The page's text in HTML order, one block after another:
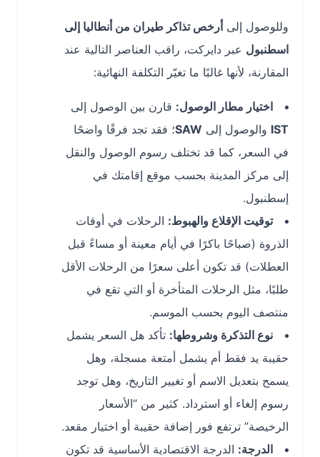
وللوصول إلى أرخص تذاكر طيران من أنطاليا إلى
اسطنبولعبر دايركت، راقب العناصر التالية عند
المقارنة، لأنها غالبًا ما تغيّر التكلفة النهائية:
اختيار مطار الوصول:قارن بين الوصول إلى
والوصول إلى SAW ؛ فقد تجد فرقًا واضحًا
في السعر، كما قد تختلف رسوم الوصول والنقل
إلى مركز المدينة بحسب موقع إقامتك في
إسطنبول.
توقيت الإقلاع والهبوط:الرحلات في أوقات
الذروة (صباحًا باكرًا في أيام معينة أو مساءً قبل
العطلات) قد تكون أعلى سعرًا من الرحلات الأقل
طلبًا، مثل الرحلات المتأخرة أو التي تقع في
منتصف اليوم بحسب الموسم.
نوع التذكرة وشروطها: تأكد هل السعر يشمل
حقيبة يد فقط أم يشمل أمتعة مسجلة، وهل
يسمح بتعديل الاسم أو تغيير التاريخ، وهل توجد
رسوم إلغاء أو استرداد. كثير من “الأسعار
الرخيصة” ترتفع فور إضافة حقيبة أو اختيار مقعد.
الدرجة:الدرجة الاقتصادية الأساسية قد تكون